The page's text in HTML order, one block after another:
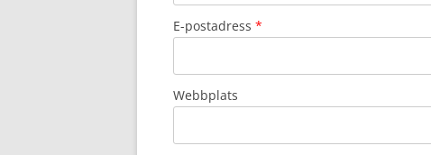
E-postadress *
Webbplats